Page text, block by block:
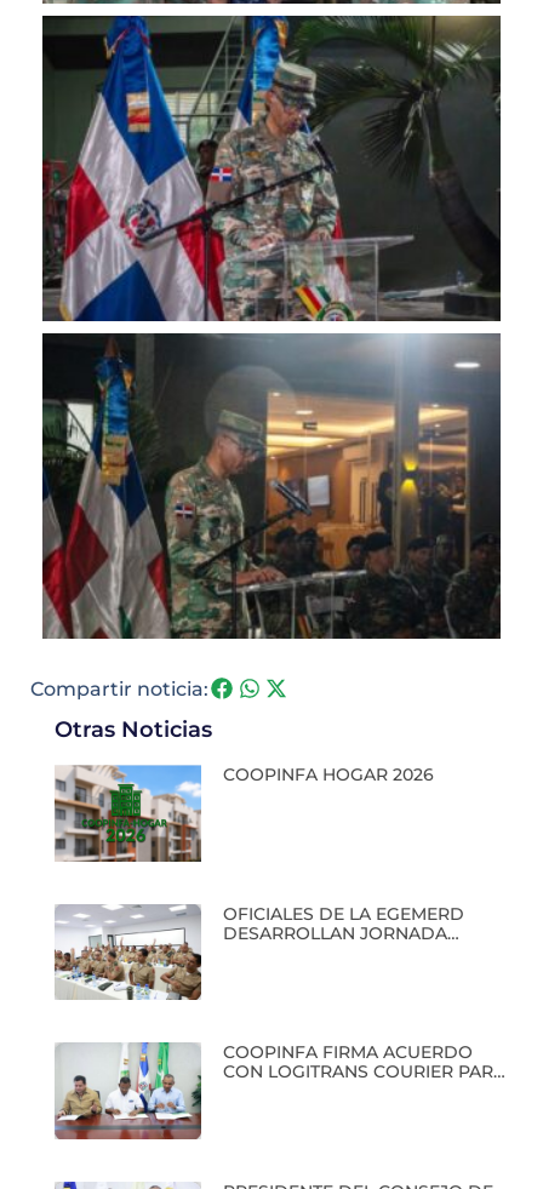
Compartir noticia:
Otras Noticias
COOPINFA HOGAR 2026
OFICIALES DE LA EGEMERD
DESARROLLAN JORNADA
COOPINFA FIRMA ACUERDO
CON LOGITRANS COURIER PARA